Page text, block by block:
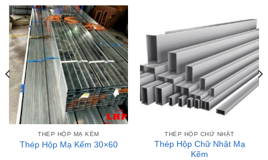
THÉP HỘP MẠ KẼM
Thép Hộp Mạ Kếm 30×60
THÉP HỘP CHỮ NHẬT
Thép Hộp Chữ Nhật Mạ
Kẽm